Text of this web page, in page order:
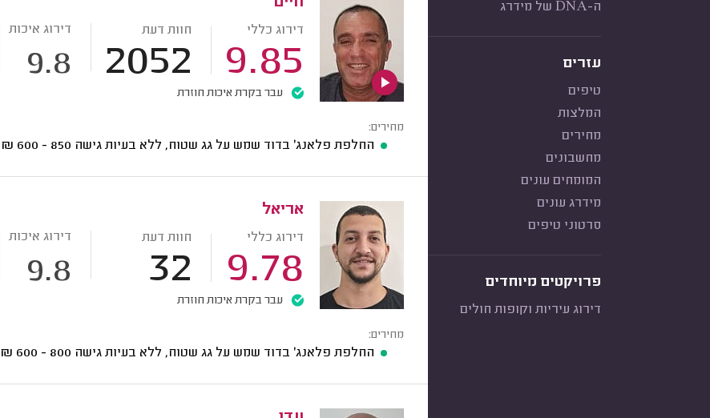
ה-DNA של מידרג
עזרים
טיפים
המלצות
מחירים
מחשבונים
המומחים עונים
מידרג עונים
סרטוני טיפים
פרויקטים מיוחדים
דירוג עיריות וקופות חולים
דירוג כללי
9.85
חוות דעת
2052
דירוג איכות
9.8
עבר בקרת איכות חוזרת
מחירים:
החלפת פלאנג' בדוד שמש על גג שטוח, ללא בעיות גישה 850 - 600
₪
אריאל
דירוג כללי
9.78
חוות דעת
32
דירוג איכות
9.8
עבר בקרת איכות חוזרת
מחירים:
החלפת פלאנג' בדוד שמש על גג שטוח, ללא בעיות גישה 800 - 600
₪